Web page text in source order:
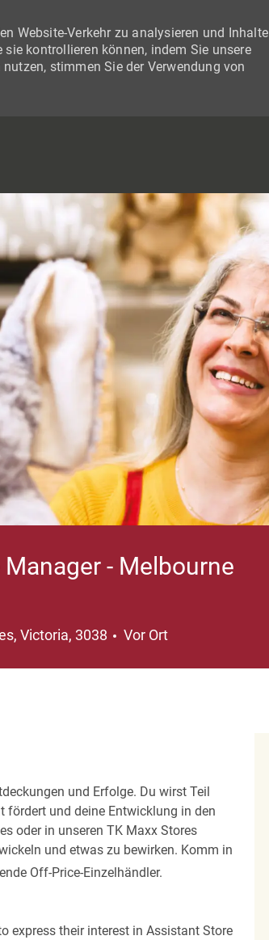
Website-Verkehr zu analysieren und Inhalte
kontrollieren können, indem Sie unsere
stimmen Sie der Verwendung von
- Melbourne
Victoria, 3038 Vor Ort
und Erfolge. Du wirst Teil
fördert und deine Entwicklung in den
oder in unseren TK Maxx Stores
und etwas zu bewirken. Komm in
Off-Price-Einzelhändler.
express their interest in Assistant Store